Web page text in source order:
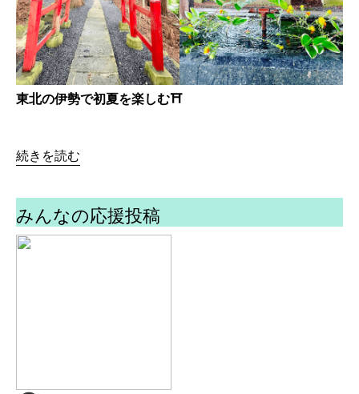
東北の伊勢で初夏を楽しむ⛩
続きを読む
みんなの応援投稿